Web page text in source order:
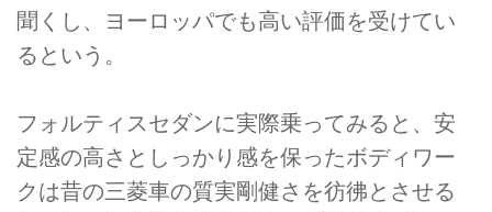
聞くし、ヨーロッパでも高い評価を受けてい
るという。
フォルティスセダンに実際乗ってみると、安
定感の高さとしっかり感を保ったボディワー
クは昔の三菱車の質実剛健さを彷彿とさせる